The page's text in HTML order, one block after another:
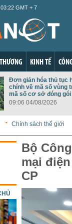
GMT + 7
KINH TẾ
Đơn giản hóa thủ tục
chính về mã số vùng
mã số cơ sở đóng gói
09:06 04/08/2026
Chính sách thế giới
Bộ
mại
CP